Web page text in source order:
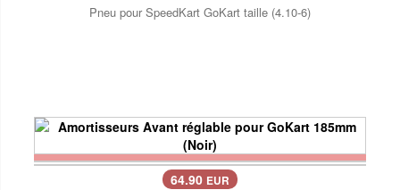
Pneu pour SpeedKart GoKart taille (4.10-6)
64.90 EUR